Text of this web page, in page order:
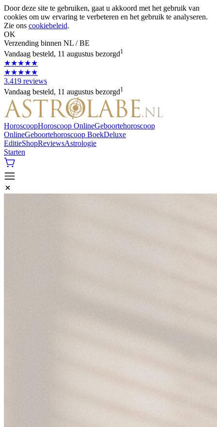
Door deze site te gebruiken, gaat u akkoord met het gebruik van
cookies om uw ervaring te verbeteren en het gebruik te analyseren.
Zie ons cookiebeleid.
OK
Verzending binnen NL / BE
Vandaag besteld, 11 augustus bezorgd1
★★★★★
★★★★★
3.419 reviews
Vandaag besteld, 11 augustus bezorgd1
HoroscoopHoroscoop OnlineGeboortehoroscoop
OnlineGeboortehoroscoop BoekDeluxe
EditieShopReviewsAstrologie
Starten